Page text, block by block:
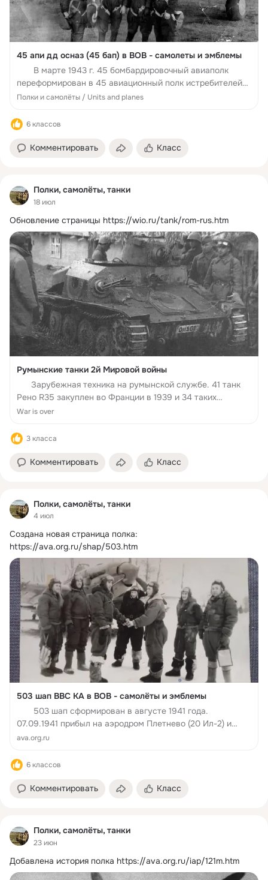
45 апи дд осназ (45 бап) в ВОВ - самолеты и эмблемы
В марте 1943 г. 45 бомбардировочный авиаполк
переформирован в 45 авиационный полк истребителей
дальнего действия особого назначения. В
ВорФ...
Полки и самолёты / Units and planes
6 классов
Комментировать Класс
Полки, самолёты, танки
18 июл
Обновление страницы https://wio.ru/tank/rom-rus.htm
Румынские танки 2й Мировой войны
Зарубежная техника на румынской службе. 41 танк
Рено R35 закуплен во Франции в 1939 и 34 таких
польских танка интернированно в 1939 (в 1943-44
Куплено 126 чешских L...
War is over
3 класса
Комментировать Класс
Полки, самолёты, танки
4 июл
Создана новая страница полка:
https://ava.org.ru/shap/503.htm
503 шап ВВС КА в ВОВ - самолёты и эмблемы
503 шап сформирован в августе 1941 года.
07.09.1941 прибыл на аэродром Плетнево (20 Ил-2) и
вошел в состав 1 раг. В ноябре 1941 года входил в
ava.org.ru
6 классов
Комментировать Класс
Полки, самолёты, танки
23 июн
Добавлена история полка https://ava.org.ru/iap/121m.htm